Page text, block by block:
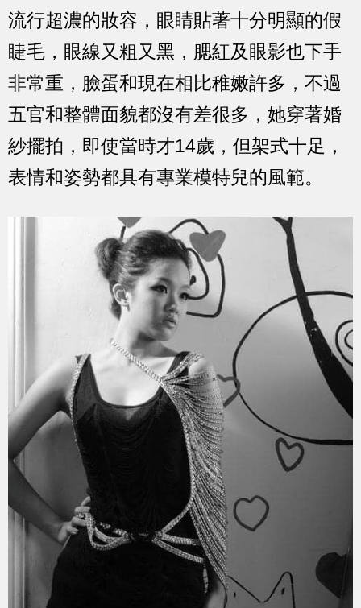
流行超濃的妝容，眼睛貼著十分明顯的假
睫毛，眼線又粗又黑，腮紅及眼影也下手
非常重，臉蛋和現在相比稚嫩許多，不過
五官和整體面貌都沒有差很多，她穿著婚
紗擺拍，即使當時才14歲，但架式十足，
表情和姿勢都具有專業模特兒的風範。